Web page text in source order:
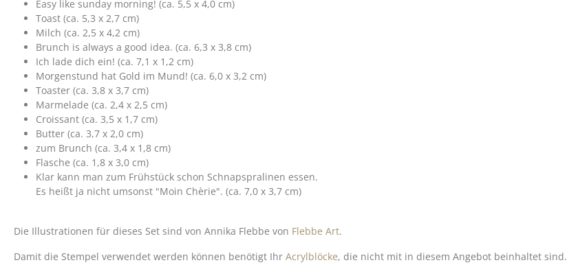
Easy like sunday morning! (ca. 5,5 x 4,0 cm)
Toast (ca. 5,3 x 2,7 cm)
Milch (ca. 2,5 x 4,2 cm)
Brunch is always a good idea. (ca. 6,3 x 3,8 cm)
Ich lade dich ein! (ca. 7,1 x 1,2 cm)
Morgenstund hat Gold im Mund! (ca. 6,0 x 3,2 cm)
Toaster (ca. 3,8 x 3,7 cm)
Marmelade (ca. 2,4 x 2,5 cm)
Croissant (ca. 3,5 x 1,7 cm)
Butter (ca. 3,7 x 2,0 cm)
zum Brunch (ca. 3,4 x 1,8 cm)
Flasche (ca. 1,8 x 3,0 cm)
Klar kann man zum Frühstück schon Schnapspralinen essen.
Es heißt ja nicht umsonst "Moin Chèrie". (ca. 7,0 x 3,7 cm)
Die Illustrationen für dieses Set sind von Annika Flebbe von Flebbe Art.
Damit die Stempel verwendet werden können benötigt Ihr Acrylblöcke, die nicht mit in diesem Angebot beinhaltet sind.